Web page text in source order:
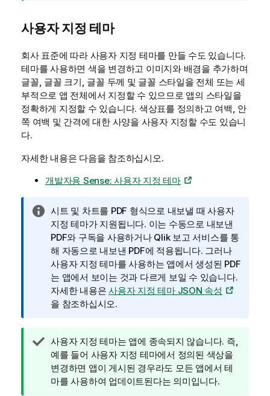
모
사용자 지정 테마
회사 표준에 따라 사용자 지정 테마를 만들 수도 있습니다.
테마를 사용하면 색을 변경하고 이미지와 배경을 추가하며
글꼴, 글꼴 크기, 글꼴 두께 및 글꼴 스타일을 전체 또는 세
부적으로 앱 전체에서 지정할 수 있으므로 앱의 스타일을
정확하게 지정할 수 있습니다. 색상표를 정의하고 여백, 안
쪽 여백 및 간격에 대한 사양을 사용자 지정할 수도 있습니
다.
자세한 내용은 다음을 참조하십시오.
개발자용 Sense: 사용자 지정 테마
정
보
메
모
시트 및 차트를 PDF 형식으로 내보낼 때 사용자
지정 테마가 지원됩니다. 이는 수동으로 내보낸
PDF와 구독을 사용하거나 Qlik 보고 서비스를 통
해 자동으로 내보낸 PDF에 적용됩니다. 그러나
사용자 지정 테마를 사용하는 앱에서 생성된 PDF
는 앱에서 보이는 것과 다르게 보일 수 있습니다.
자세한 내용은 사용자 지정 테마 JSON 속성
을 참조하십시오.
팁
메
모
사용자 지정 테마는 앱에 종속되지 않습니다. 즉,
예를 들어 사용자 지정 테마에서 정의된 색상을
변경하면 앱이 게시된 경우라도 모든 앱에서 테
마를 사용하여 업데이트된다는 의미입니다.